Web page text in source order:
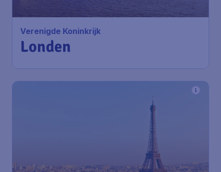
Verenigde Koninkrijk
Londen